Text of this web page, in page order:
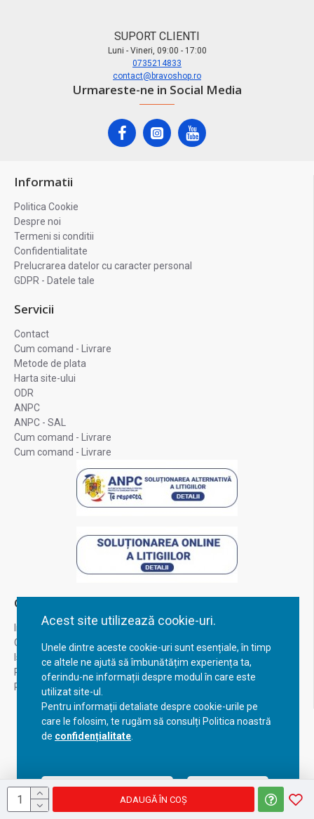
Acest site utilizează cookie-uri.
Unele dintre aceste cookie-uri sunt esențiale, în timp
ce altele ne ajută să îmbunătățim experiența ta,
oferindu-ne informații despre modul în care este
utilizat site-ul.
Pentru informații detaliate despre cookie-urile pe
care le folosim, te rugăm să consulți Politica noastră
de confidențialitate
Acceptă setările curente Configurează
ADAUGĂ ÎN COŞ
SUPORT CLIENTI
Luni - Vineri, 09:00 - 17:00
0735214833
contact@bravoshop.ro
Urmareste-ne in Social Media
Informatii
Politica Cookie
Despre noi
Termeni si conditii
Confidentialitate
Prelucrarea datelor cu caracter personal
GDPR - Datele tale
Servicii
Contact
Cum comand - Livrare
Metode de plata
Harta site-ului
ODR
ANPC
ANPC - SAL
Cum comand - Livrare
Cum comand - Livrare
Contul Meu
Inregistrare
Contul meu
Istoric comenzi
Recuperare parola
Returnare produs
Copyright © 2023, BravoShop, toate drepturile rezervate!